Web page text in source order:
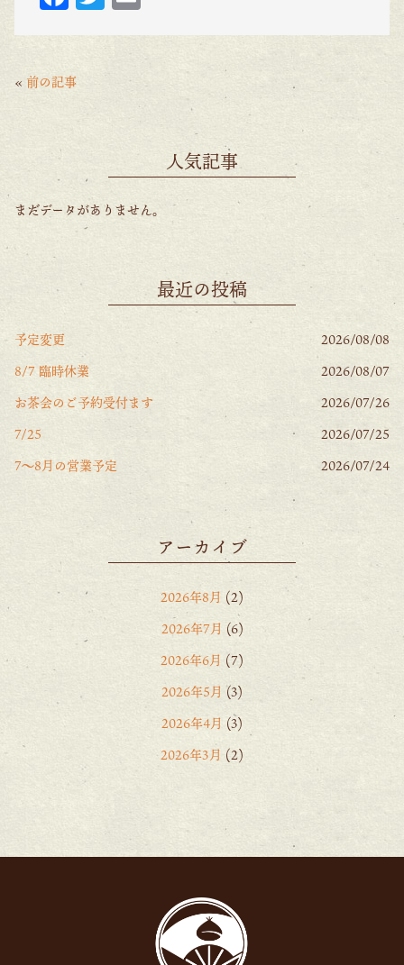
ac
o
o
w
itt
m
ai
l
« 前の記事
人気記事
まだデータがありません。
最近の投稿
予定変更
2026/08/08
8/7 臨時休業
2026/08/07
お茶会のご予約受付ます
2026/07/26
7/25
2026/07/25
7〜8月の営業予定
2026/07/24
アーカイブ
2026年8月 (2)
2026年7月 (6)
2026年6月 (7)
2026年5月 (3)
2026年4月 (3)
2026年3月 (2)
2025年10月(6)
2025年9月(11)